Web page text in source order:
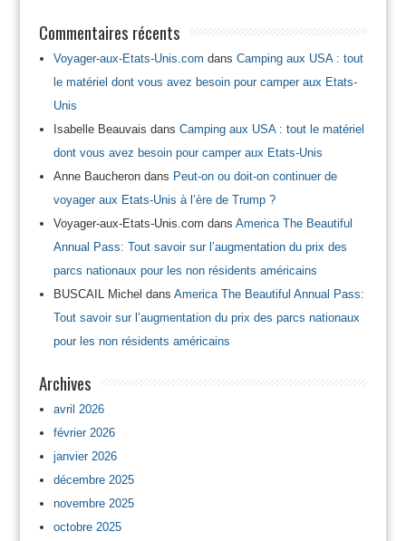
Commentaires récents
Voyager-aux-Etats-Unis.com dans Camping aux USA : tout
le matériel dont vous avez besoin pour camper aux Etats-
Unis
Isabelle Beauvais dans Camping aux USA : tout le matériel
dont vous avez besoin pour camper aux Etats-Unis
Anne Baucherondans Peut-on ou doit-on continuer de
voyager aux Etats-Unis à l’ère de Trump ?
Voyager-aux-Etats-Unis.com dans America The Beautiful
Annual Pass: Tout savoir sur l’augmentation du prix des
parcs nationaux pour les non résidents américains
BUSCAIL Michel dans America The Beautiful Annual Pass:
Tout savoir sur l’augmentation du prix des parcs nationaux
pour les non résidents américains
Archives
avril 2026
février 2026
janvier 2026
décembre 2025
novembre 2025
octobre 2025